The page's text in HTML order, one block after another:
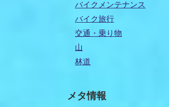
バイクメンテナンス
バイク旅行
交通・乗り物
山
林道
メタ情報